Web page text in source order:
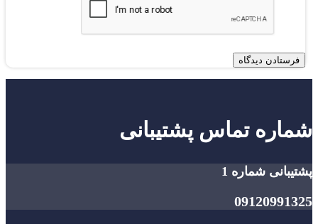
شماره تماس پشتیبانی
پشتیبانی شماره 1
09120991325